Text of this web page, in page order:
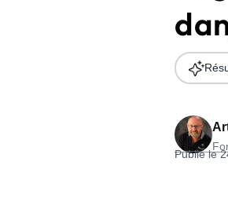
Formation SEO &
Publié le